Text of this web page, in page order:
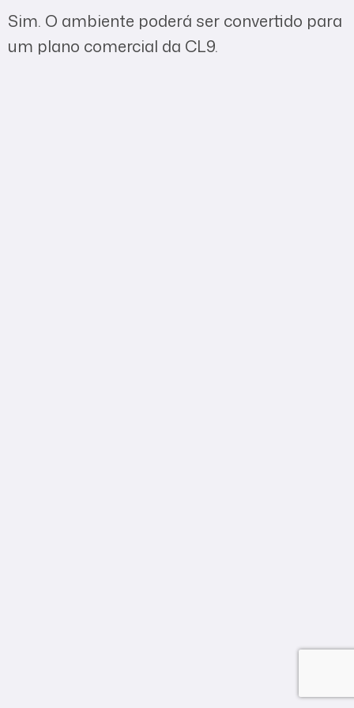
Sim. O ambiente poderá ser convertido para
um plano comercial da CL9.